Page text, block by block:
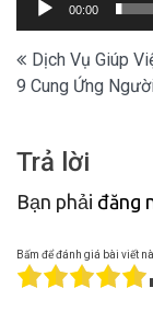
00:00
Điều
hướng
viết
Dịch Vụ Giúp
9 Cung Ứng
Trả lời
Bạn phải đăng
Bấm để đánh giá bài viết